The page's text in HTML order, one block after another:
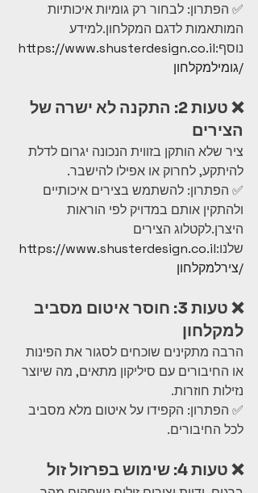
✅ הפתרון: לבחור רק גומיות איכותיות
המותאמות לדגם המקלחון.למידע
נוסף:https://www.shusterdesign.co.il
/גומילמקלחון
❌ טעות 2: התקנה לא ישרה של
הצירים
ציר שלא הותקן בזווית הנכונה יגרום לדלת
להיתקע, לחרוק או אפילו להישבר.
✅ הפתרון: להשתמש בצירים איכותיים
ולהתקין אותם במדויק לפי הוראות
היצרן.לקטלוג הצירים
שלנו:https://www.shusterdesign.co.il
/צירלמקלחון
❌ טעות 3: חוסר איטום מסביב
למקלחון
הרבה מתקינים שוכחים לסגור את הפינות
או החיבורים עם סיליקון מתאים, מה שיוצר
נזילות חוזרות.
✅ הפתרון: הקפידו על איטום מלא מסביב
לכל החיבורים.
❌ טעות 4: שימוש בפרזול זול